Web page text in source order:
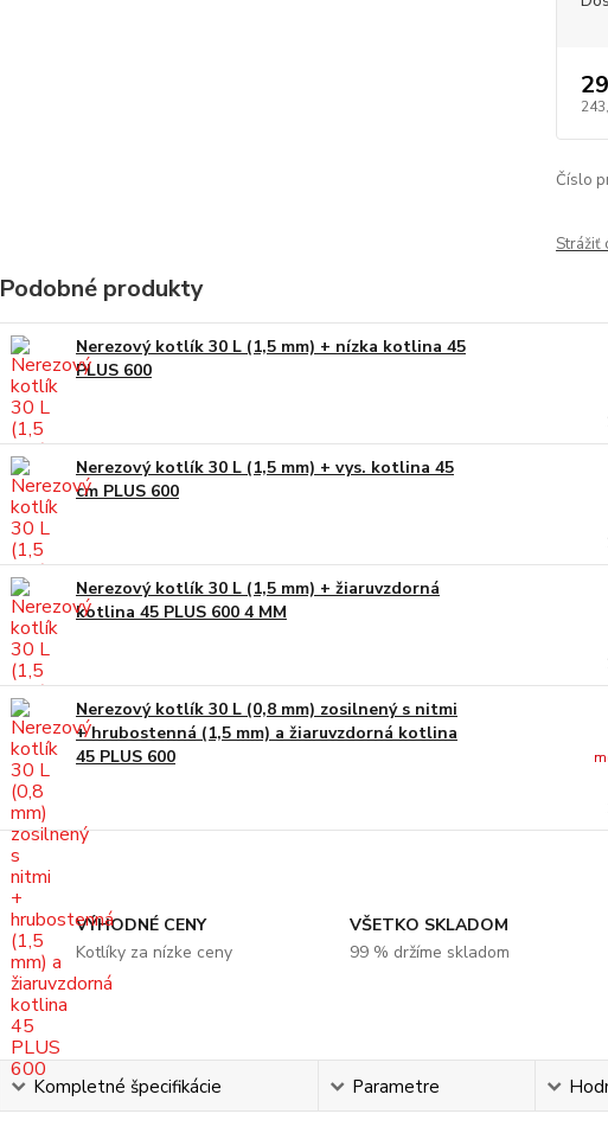
Číslo
Strážiť
Podobné produkty
Nerezový kotlík 30 L (1,5 mm) + nízka kotlina 45
PLUS 600
Nerezový kotlík 30 L (1,5 mm) + vys. kotlina 45
cm PLUS 600
Nerezový kotlík 30 L (1,5 mm) + žiaruvzdorná
kotlina 45 PLUS 600 4 MM
Nerezový kotlík 30 L (0,8 mm) zosilnený s nitmi
+ hrubostenná (1,5 mm) a žiaruvzdorná kotlina
45 PLUS 600
VÝHODNÉ CENY
Kotlíky za nízke ceny
VŠETKO SKLADOM
99 % držíme skladom
Kompletné špecifikácie Parametre